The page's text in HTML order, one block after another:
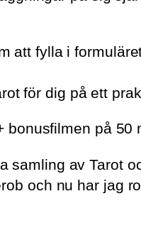
att fylla i
för dig på ett
bonusfilmen på 50
samling av Tarot
och nu har jag